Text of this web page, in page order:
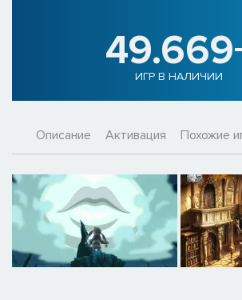
ИГР В НАЛИЧИИ
Описание Активация Похожие